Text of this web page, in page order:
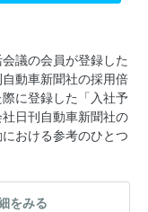
議の会員が登録した
動車新聞社の採用倍
に登録した「入社予
日刊自動車新聞社の
おける参考のひとつ
をみる